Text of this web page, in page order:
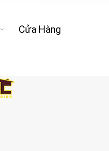
Cửa Hàng